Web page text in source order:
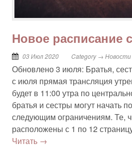
Новое расписание
03 Июл 2020 Category → Новости
Обновлено 3 июля: Братья,
с июля прямая трансляция
будет в 11:00 утра по
братья и сестры могут начать
следующим ограничениям. Те,
расположены с 1 по 12
Читать →